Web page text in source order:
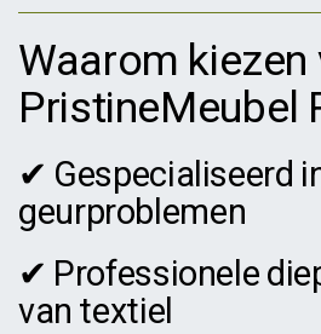
Waarom kiezen
PristineMeubel
✔ Gespecialiseerd
geurproblemen
✔ Professionele
van textiel